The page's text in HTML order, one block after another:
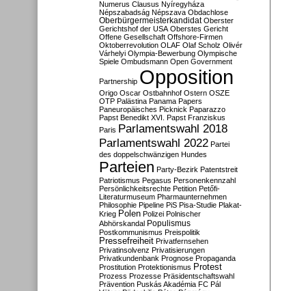
Numerus Clausus Nyíregyháza
Népszabadság Népszava Obdachlose
Oberbürgermeisterkandidat Oberster
Gerichtshof der USA Oberstes Gericht
Offene Gesellschaft Offshore-Firmen
Oktoberrevolution OLAF Olaf Scholz Olivér
Várhelyi Olympia-Bewerbung Olympische
Spiele Ombudsmann Open Government
Partnership Opposition
Origo Oscar Ostbahnhof Ostern OSZE
OTP Palästina Panama Papers
Paneuropäisches Picknick Paparazzo
Papst Benedikt XVI. Papst Franziskus
Paris Parlamentswahl 2018
Parlamentswahl 2022 Partei
des doppelschwänzigen Hundes
Parteien Party-Bezirk Patentstreit
Patriotismus Pegasus Personenkennzahl
Persönlichkeitsrechte Petition Petőfi-
Literaturmuseum Pharmaunternehmen
Philosophie Pipeline PiS Pisa-Studie Plakat-
Krieg Polen Polizei Polnischer
Abhörskandal Populismus
Postkommunismus Preispolitik
Pressefreiheit Privatfernsehen
Privatinsolvenz Privatisierungen
Privatkundenbank Prognose Propaganda
Prostitution Protektionismus Protest
Prozess Prozesse Präsidentschaftswahl
Prävention Puskás Akadémia FC Pál